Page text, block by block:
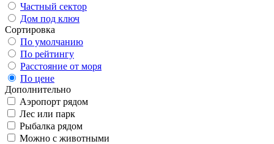
Частный сектор
Дом под ключ
Сортировка
По умолчанию
По рейтингу
Расстояние от моря
По цене
Дополнительно
Аэропорт рядом
Лес или парк
Рыбалка рядом
Можно с животными